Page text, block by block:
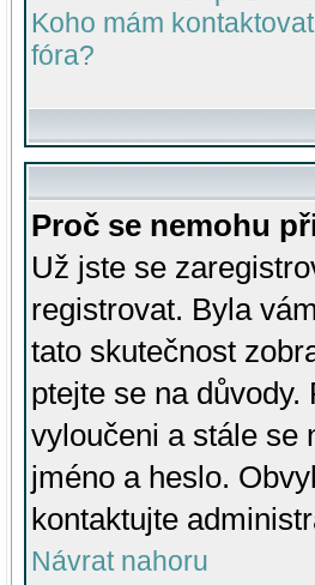
Koho mám
fóra?
Proč se nemohu
Už jste se
registrovat. Byla
tato skutečnost
ptejte se na
vyloučeni a stále se
jméno a heslo.
kontaktujte
Návrat nahoru